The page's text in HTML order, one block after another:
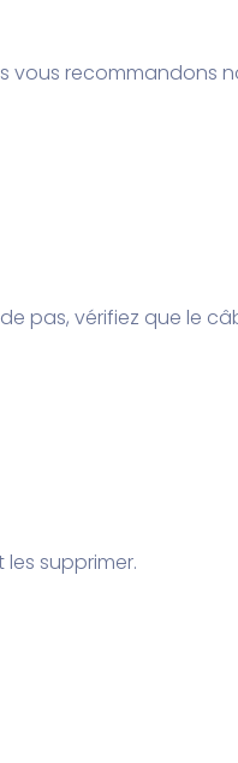
vous recommandons
pas, vérifiez que le
supprimer.